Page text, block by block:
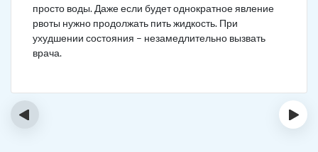
просто воды. Даже если будет однократное явление
рвоты нужно продолжать пить жидкость. При
ухудшении состояния – незамедлительно вызвать
врача.
‹ ›